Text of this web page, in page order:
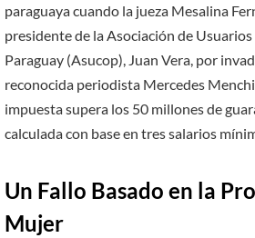
paraguaya cuando la jueza Mesalina
presidente de la Asociación de
Paraguay (Asucop), Juan Vera, por
reconocida periodista Mercedes
impuesta supera los 50 millones de
calculada con base en tres salarios
Un Fallo Basado en la
Mujer